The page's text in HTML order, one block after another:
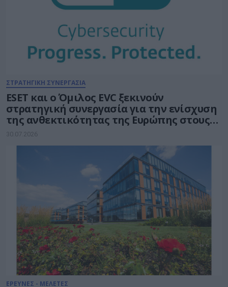
ΣΤΡΑΤΗΓΙΚΗ ΣΥΝΕΡΓΑΣΙΑ
ESET και ο Όμιλος EVC ξεκινούν
στρατηγική συνεργασία για την ενίσχυση
της ανθεκτικότητας της Ευρώπης στους
τομείς κυβερνοασφάλειας και ενέργειας
30.07.2026
ΕΡΕΥΝΕΣ - ΜΕΛΕΤΕΣ